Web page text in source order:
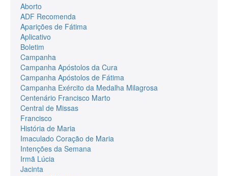
Aborto
ADF Recomenda
Aparições de Fátima
Aplicativo
Boletim
Campanha
Campanha Apóstolos da Cura
Campanha Apóstolos de Fátima
Campanha Exército da Medalha Milagrosa
Centenário Francisco Marto
Central de Missas
Francisco
História de Maria
Imaculado Coração de Maria
Intenções da Semana
Irmã Lúcia
Jacinta